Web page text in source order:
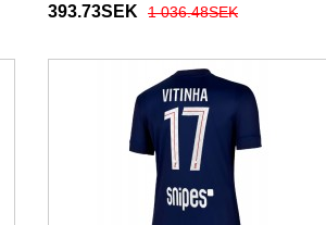
Kortärmad
393.73SEK 1 036.48SEK